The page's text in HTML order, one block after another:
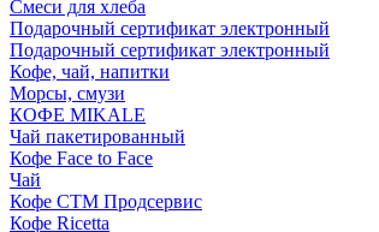
Смеси для хлеба
Подарочный сертификат электронный
Подарочный сертификат электронный
Кофе, чай, напитки
Морсы, смузи
КОФЕ MIKALE
Чай пакетированный
Кофе Face to Face
Чай
Кофе СТМ Продсервис
Кофе Ricetta